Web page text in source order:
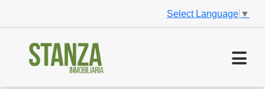
Select Language ▼